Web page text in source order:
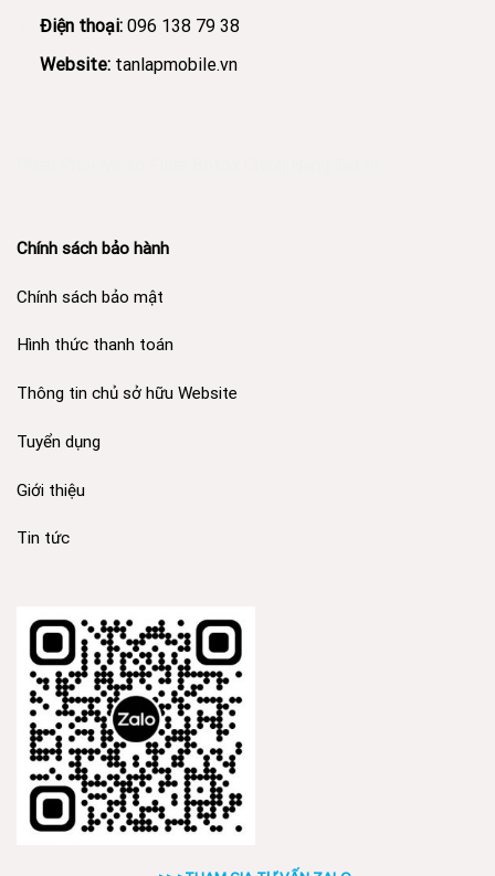
Điện thoại: 096 138 79 38
Website: tanlapmobile.vn
Chính sách bảo hành
Chính sách bảo mật
Hình thức thanh toán
Thông tin chủ sở hữu Website
Tuyển dụng
Giới thiệu
Tin tức